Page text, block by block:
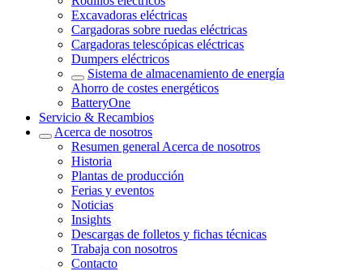
Excavadoras eléctricas
Cargadoras sobre ruedas eléctricas
Cargadoras telescópicas eléctricas
Dumpers eléctricos
Sistema de almacenamiento de energía
Ahorro de costes energéticos
BatteryOne
Servicio & Recambios
Acerca de nosotros
Resumen general Acerca de nosotros
Historia
Plantas de producción
Ferias y eventos
Noticias
Insights
Descargas de folletos y fichas técnicas
Trabaja con nosotros
Contacto